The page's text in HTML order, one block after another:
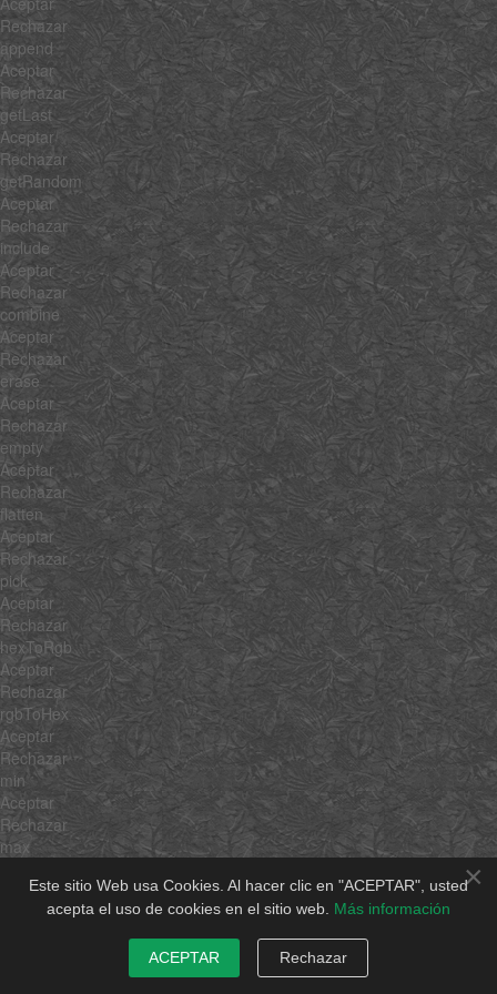
×
Este sitio Web usa Cookies. Al hacer clic en "ACEPTAR", usted
acepta el uso de cookies en el sitio web. Más información
ACEPTAR Rechazar
Rechazar
append
Aceptar
Rechazar
getLast
Aceptar
Rechazar
getRandom
Aceptar
Rechazar
include
Aceptar
Rechazar
combine
Aceptar
Rechazar
erase
Aceptar
Rechazar
empty
Aceptar
Rechazar
flatten
Aceptar
Rechazar
pick
Aceptar
Rechazar
hexToRgb
Aceptar
Rechazar
rgbToHex
Aceptar
Rechazar
min
Aceptar
Rechazar
max
Rechazar
average